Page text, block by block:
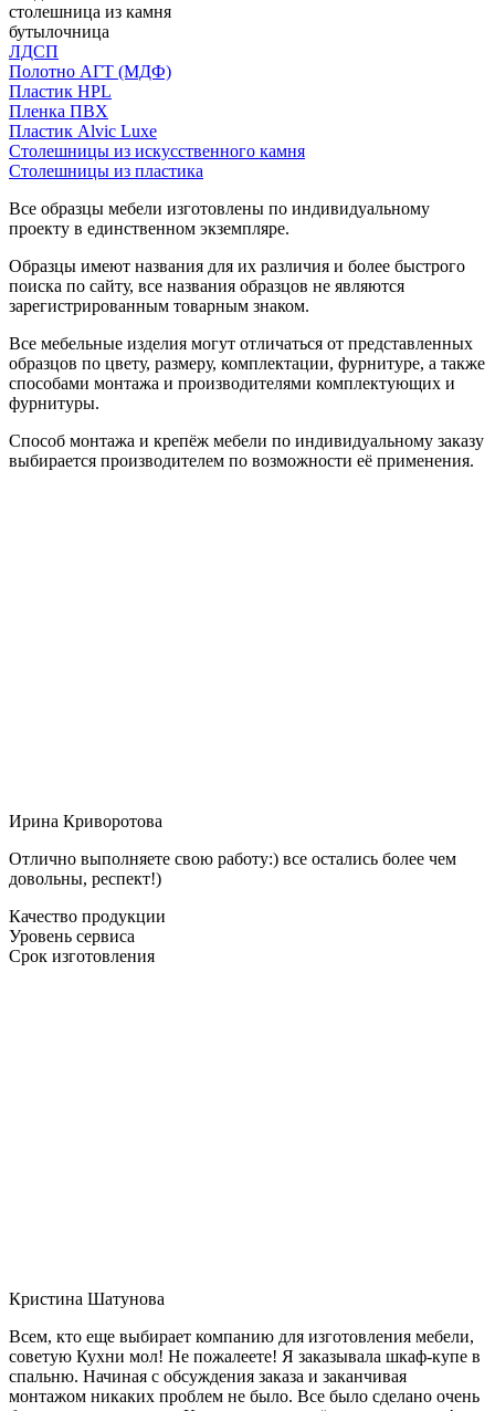
столешница из камня
бутылочница
ЛДСП
Полотно АГТ (МДФ)
Пластик HPL
Пленка ПВХ
Пластик Alvic Luxe
Столешницы из искусственного камня
Столешницы из пластика
Все образцы мебели изготовлены по индивидуальному
проекту в единственном экземпляре.
Образцы имеют названия для их различия и более быстрого
поиска по сайту, все названия образцов не являются
зарегистрированным товарным знаком.
Все мебельные изделия могут отличаться от представленных
образцов по цвету, размеру, комплектации, фурнитуре, а также
способами монтажа и производителями комплектующих и
фурнитуры.
Способ монтажа и крепёж мебели по индивидуальному заказу
выбирается производителем по возможности её применения.
Ирина Криворотова
Отлично выполняете свою работу:) все остались более чем
довольны, респект!)
Качество продукции
Уровень сервиса
Срок изготовления
Кристина Шатунова
Всем, кто еще выбирает компанию для изготовления мебели,
советую Кухни мол! Не пожалеете! Я заказывала шкаф-купе в
спальню. Начиная с обсуждения заказа и заканчивая
монтажом никаких проблем не было. Все было сделано очень